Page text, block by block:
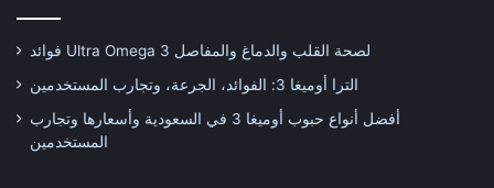
فوائد Ultra Omega 3 لصحة القلب والدماغ والمفاصل
الترا أوميغا 3: الفوائد، الجرعة، وتجارب المستخدمين
أفضل أنواع حبوب أوميغا 3 في السعودية وأسعارها وتجارب
المستخدمين